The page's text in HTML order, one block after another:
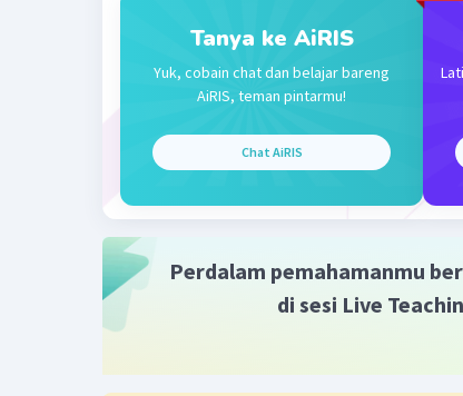
Tanya ke AiRIS
Yuk, cobain chat dan belajar bareng
AiRIS, teman pintarmu!
Chat AiRIS
Perdalam pemahamanmu
di sesi Live